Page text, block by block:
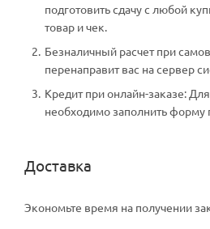
подготовить сдачу с любой
товар и чек.
Безналичный расчет при
перенаправит вас на сервер
Кредит при онлайн-заказе:
необходимо заполнить форму
Доставка
Экономьте время на получении